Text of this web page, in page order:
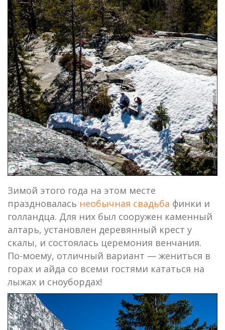
Зимой этого года на этом месте
праздновалась необычная свадьба финки и
голландца. Для них был сооружен каменный
алтарь, установлен деревянный крест у
скалы, и состоялась церемония венчания.
По-моему, отличный вариант — жениться в
горах и айда со всеми гостями кататься на
лыжах и сноубордах!